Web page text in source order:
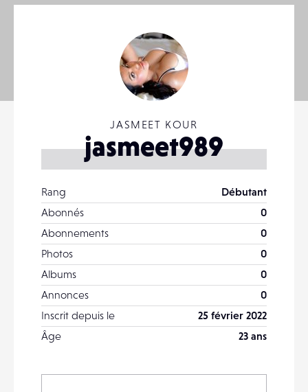
JASMEET KOUR
jasmeet989
Rang
Débutant
Abonnés
0
Abonnements
0
Photos
0
Albums
0
Annonces
0
Inscrit depuis le
25 février 2022
Âge
23 ans